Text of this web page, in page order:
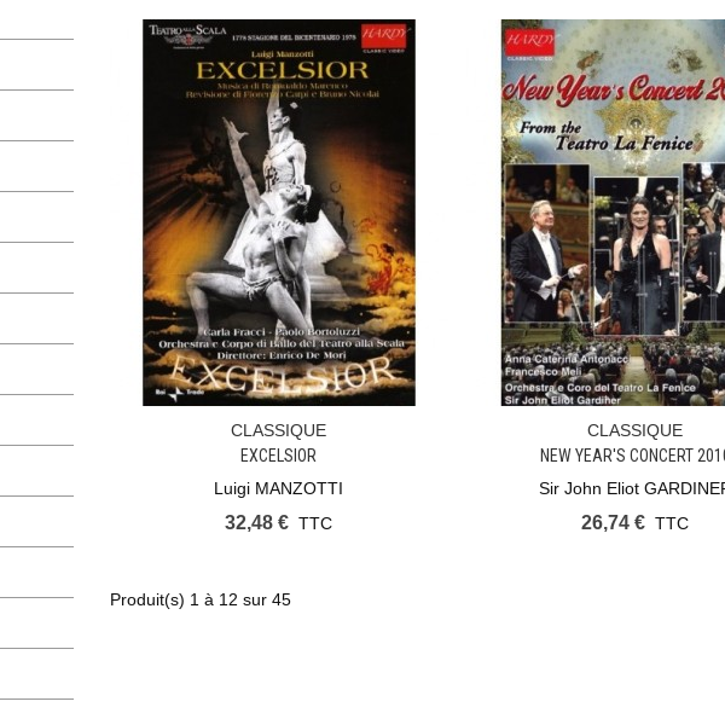
Ajouter Au Panier
CLASSIQUE
EXCELSIOR
Luigi MANZOTTI
32,48 € TTC
Ajouter Au Panier
CLASSIQUE
NEW YEAR'S CONCERT
Sir John Eliot
26,74 € TTC
Produit(s) 1 à 12 sur 45